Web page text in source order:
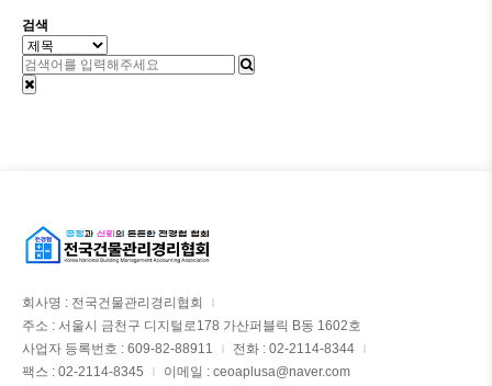
검색
회사명 : 전국건물관리경리협회
주소 : 서울시 금천구 디지털로178 가산퍼블릭 B동 1602호
사업자 등록번호 : 609-82-88911
전화 : 02-2114-8344
팩스 : 02-2114-8345 이메일 : ceoaplusa@naver.com